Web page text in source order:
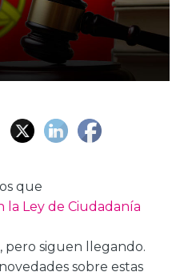
que
la Ley de Ciudadanía
pero siguen llegando.
sobre estas